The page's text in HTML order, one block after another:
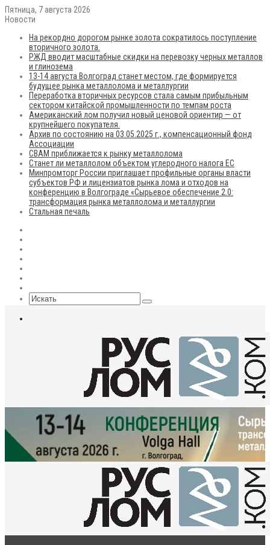
Пятница, 7 августа 2026
Новости
На рекордно дорогом рынке золота сократилось поступление
вторичного золота.
РЖД вводит масштабные скидки на перевозку черных металлов
и глинозема
13-14 августа Волгоград станет местом, где формируется
будущее рынка металлолома и металлургии
Переработка вторичных ресурсов стала самым прибыльным
сектором китайской промышленности по темпам роста
Американский лом получил новый ценовой ориентир — от
крупнейшего покупателя.
Архив по состоянию на 03.05.2025 г., компенсационный фонд
Ассоциации
CBAM приближается к рынку металлолома
Станет ли металлолом объектом углеродного налога ЕС
Минпромторг России приглашает профильные органы власти
субъектов РФ и лицензиатов рынка лома и отходов на
конференцию в Волгограде «Сырьевое обеспечение 2.0:
трансформация рынка металлолома и металлургии
Стальная печаль
Искать